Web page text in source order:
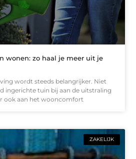
wonen: zo haal je meer uit je
wordt steeds belangrijker. Niet
ingerichte tuin bij aan de uitstraling
ook aan het wooncomfort
ZAKELIJK